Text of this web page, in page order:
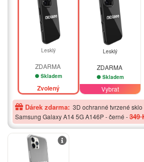
Lesklý
ZDARMA
Skladem
Zvolený
Lesklý
ZDARMA
Skladem
Vybrat
Dárek zdarma: 3D ochranné tvrzené
Samsung Galaxy A14 5G A146P - černé -349